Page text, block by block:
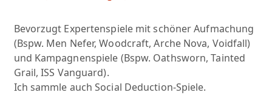
Bevorzugt Expertenspiele mit schöner Aufmachung
(Bspw. Men Nefer, Woodcraft, Arche Nova, Voidfall)
und Kampagnenspiele (Bspw. Oathsworn, Tainted
Grail, ISS Vanguard).
Ich sammle auch Social Deduction-Spiele.